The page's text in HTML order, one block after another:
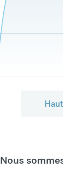
Haut
Nous